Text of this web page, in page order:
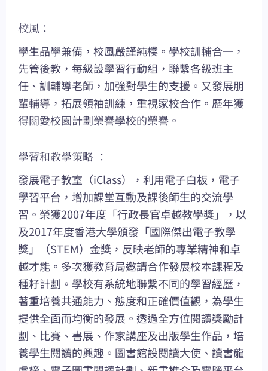
校風：
學生品學兼備，校風嚴謹純樸。學校訓輔合一，
先管後教，每級設學習行動組，聯繫各級班主
任、訓輔導老師，加強對學生的支援。又發展朋
輩輔導，拓展領袖訓練，重視家校合作。歷年獲
得關愛校園計劃榮譽學校的榮譽。
學習和教學策略 ：
發展電子教室（iClass），利用電子白板，電子
學習平台，增加課堂互動及課後師生的交流學
習。榮獲2007年度「行政長官卓越教學獎」，以
及2017年度香港大學頒發「國際傑出電子教學
獎」（STEM）金獎，反映老師的專業精神和卓
越才能。多次獲教育局邀請合作發展校本課程及
種籽計劃。學校有系統地聯繫不同的學習經歷，
著重培養共通能力、態度和正確價值觀，為學生
提供全面而均衡的發展。透過全方位閱讀獎勵計
劃、比賽、書展、作家講座及出版學生作品，培
養學生閱讀的興趣。圖書館設閱讀大使、讀書龍